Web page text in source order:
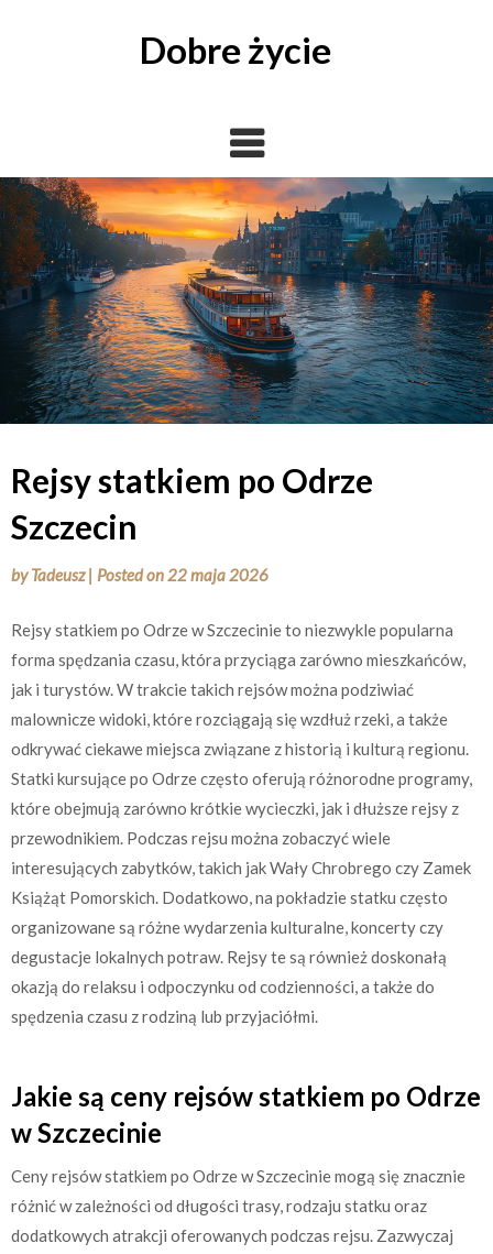
Dobre życie
Rejsy statkiem po Odrze
Szczecin
byTadeusz | Posted on22 maja 2026
Rejsy statkiem po Odrze w Szczecinie to niezwykle popularna
forma spędzania czasu, która przyciąga zarówno mieszkańców,
jak i turystów. W trakcie takich rejsów można podziwiać
malownicze widoki, które rozciągają się wzdłuż rzeki, a także
odkrywać ciekawe miejsca związane z historią i kulturą regionu.
Statki kursujące po Odrze często oferują różnorodne programy,
które obejmują zarówno krótkie wycieczki, jak i dłuższe rejsy z
przewodnikiem. Podczas rejsu można zobaczyć wiele
interesujących zabytków, takich jak Wały Chrobrego czy Zamek
Książąt Pomorskich. Dodatkowo, na pokładzie statku często
organizowane są różne wydarzenia kulturalne, koncerty czy
degustacje lokalnych potraw. Rejsy te są również doskonałą
okazją do relaksu i odpoczynku od codzienności, a także do
spędzenia czasu z rodziną lub przyjaciółmi.
Jakie są ceny rejsów statkiem po Odrze
w Szczecinie
Ceny rejsów statkiem po Odrze w Szczecinie mogą się znacznie
różnić w zależności od długości trasy, rodzaju statku oraz
dodatkowych atrakcji oferowanych podczas rejsu. Zazwyczaj